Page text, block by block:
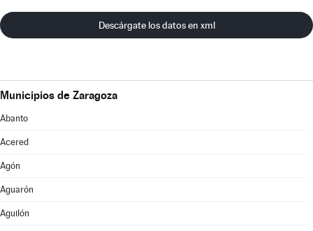
Descárgate los datos en xml
Municipios de Zaragoza
Abanto
Acered
Agón
Aguarón
Aguilón